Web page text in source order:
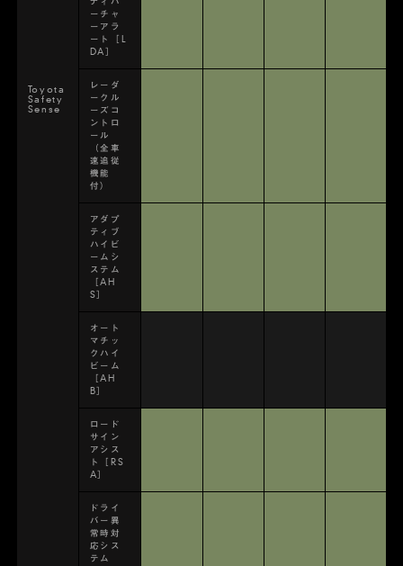
Toyota
Safety
Sense
ーチャ
ーアラ
ート［L
DA］
レーダ
ークル
ーズコ
ントロ
ール
（全車
速追従
機能
付）
アダプ
ティブ
ハイビ
ームシ
ステム
［AH
S］
オート
マチッ
クハイ
ビーム
［AH
B］
ロード
サイン
アシス
ト［RS
A］
ドライ
バー異
常時対
応シス
テム